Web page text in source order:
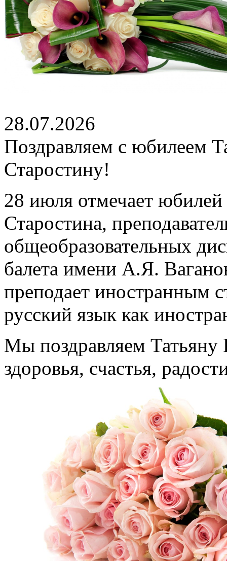
28.07.2026
Поздравляем с юбилеем
Старостину!
28 июля отмечает
Старостина,
общеобразовательных
балета имени А.Я.
преподает иностранным
русский язык как
Мы поздравляем
здоровья, счастья,